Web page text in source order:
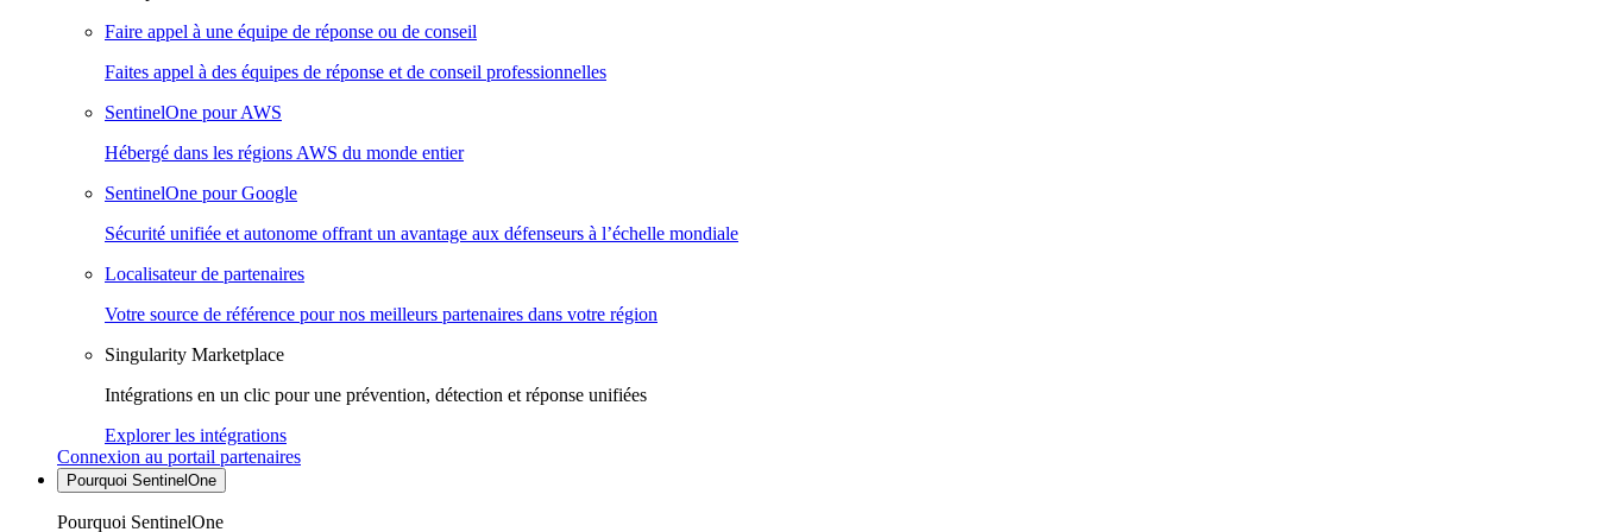
Faire appel à une équipe de réponse ou de conseil
Faites appel à des équipes de réponse et de conseil professionnelles
SentinelOne pour AWS
Hébergé dans les régions AWS du monde entier
SentinelOne pour Google
Sécurité unifiée et autonome offrant un avantage aux défenseurs à l’échelle mondiale
Localisateur de partenaires
Votre source de référence pour nos meilleurs partenaires dans votre région
Singularity Marketplace
Intégrations en un clic pour une prévention, détection et réponse unifiées
Explorer les intégrations
Connexion au portail partenaires
Pourquoi SentinelOne
Pourquoi SentinelOne